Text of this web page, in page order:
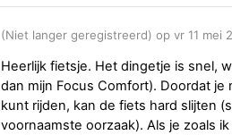
(Niet langer geregistreerd) op vr 11 mei
Heerlijk fietsje. Het dingetje is snel,
dan mijn Focus Comfort). Doordat
kunt rijden, kan de fiets hard slijten
voornaamste oorzaak). Als je zoals